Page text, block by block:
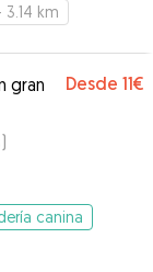
3.14 km
gran
Desde 11€
)
canina